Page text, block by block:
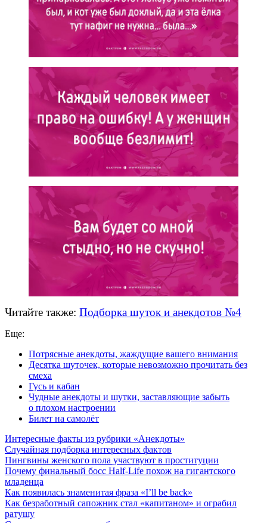
Читайте также: Подборка шуток и анекдотов №4
Еще:
Потрясные анекдоты, жаждущие вашего внимания
Десятка шуточек, которые невозможно прочитать без
смеха
Гусь и кабан
Чудные анекдоты и шутки, заставляющие забыть
о плохом настроении
Билет на самолёт
Интересные факты из рубрики «Анекдоты»
Случайная подборка интересных фактов
Пингвины женского пола участвуют в проституции
Почему финальный босс Half-Life похож на гигантского
младенца
Как появилась знаменитая фраза «I’ll be back»
Как безработный сапожник стал «капитаном» и ограбил
ратушу